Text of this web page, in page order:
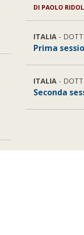
DI PAOLO
ITALIA -
Prima
ITALIA -
Seconda